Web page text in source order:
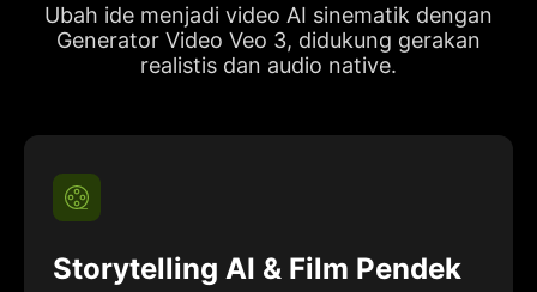
Ubah ide menjadi video AI sinematik dengan
Generator Video Veo 3, didukung gerakan
realistis dan audio native.
Storytelling AI & Film Pendek